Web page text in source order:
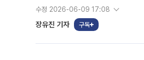
수정 2026-06-09 17:08
장유진 기자 구독